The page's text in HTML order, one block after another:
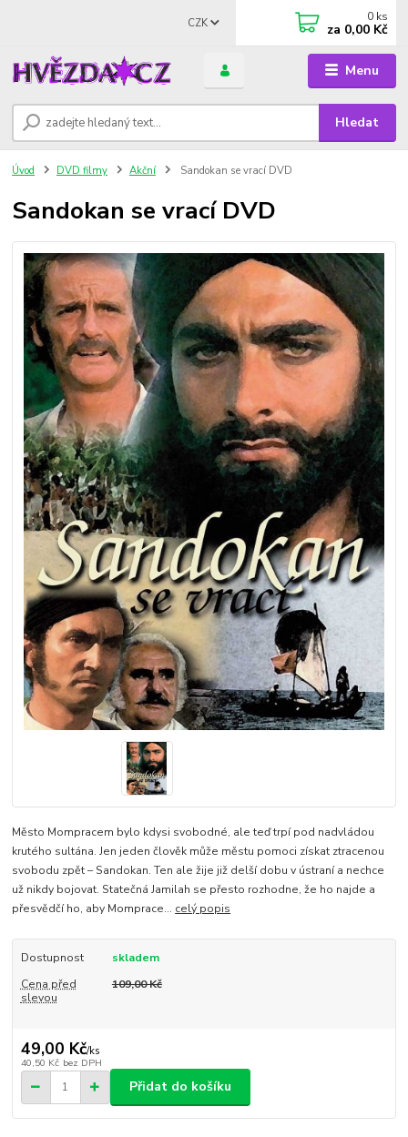
Menu
CZK
Hledat
0 ks
za 0,00 Kč
Úvod DVD filmy Akční Sandokan se vrací DVD
Sandokan se vrací DVD
Město Mompracem bylo kdysi svobodné, ale teď trpí pod nadvládou
krutého sultána. Jen jeden člověk může městu pomoci získat ztracenou
svobodu zpět – Sandokan. Ten ale žije již delší dobu v ústraní a nechce
už nikdy bojovat. Statečná Jamilah se přesto rozhodne, že ho najde a
přesvědčí ho, aby Momprace... celý popis
Dostupnost
skladem
Cena před
slevou
109,00 Kč
49,00 Kč/ks
40,50 Kč bez DPH
Přidat do košíku